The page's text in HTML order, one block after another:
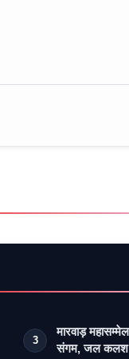
3
मारवाड़
संगम, जल कलश